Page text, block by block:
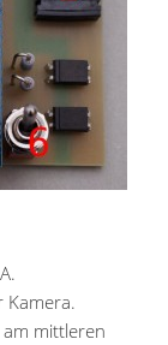
Kamera.
mittleren